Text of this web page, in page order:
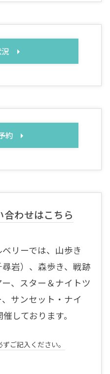
約
合わせはこちら
ベリーでは、山歩き
尋岩）、森歩き、戦跡
ー、スター＆ナイトツ
、サンセット・ナイ
しております。
ご記入ください。